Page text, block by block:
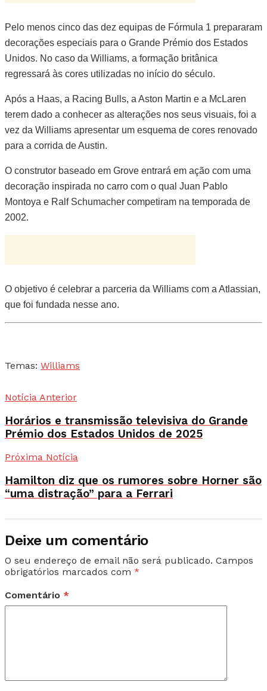
Pelo menos cinco das dez equipas de Fórmula 1 prepararam
decorações especiais para o Grande Prémio dos Estados
Unidos. No caso da Williams, a formação britânica
regressará às cores utilizadas no início do século.
Após a Haas, a Racing Bulls, a Aston Martin e a McLaren
terem dado a conhecer as alterações nos seus visuais, foi a
vez da Williams apresentar um esquema de cores renovado
para a corrida de Austin.
O construtor baseado em Grove entrará em ação com uma
decoração inspirada no carro com o qual Juan Pablo
Montoya e Ralf Schumacher competiram na temporada de
2002.
O objetivo é celebrar a parceria da Williams com a Atlassian,
que foi fundada nesse ano.
Temas: Williams
Notícia Anterior
Horários e transmissão televisiva do Grande
Prémio dos Estados Unidos de 2025
Próxima Notícia
Hamilton diz que os rumores sobre Horner são
“uma distração” para a Ferrari
Deixe um comentário
O seu endereço de email não será publicado. Campos
obrigatórios marcados com *
Comentário *